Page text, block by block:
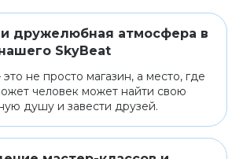
дружелюбная атмосфера в
SkyBeat
не просто магазин, а место, где
человек может найти свою
душу и завести друзей.